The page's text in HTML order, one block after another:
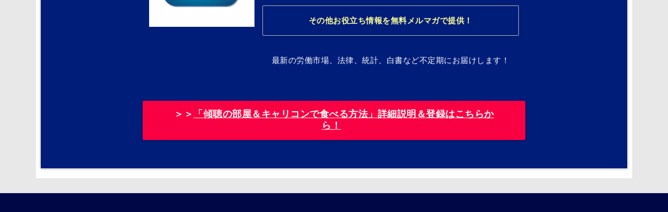
その他お役立ち情報を無料メルマガで提供！
最新の労働市場、法律、統計、白書など不定期にお届けします！
＞＞
「傾聴の部屋＆キャリコンで食べる方法」詳細説明＆登録はこちらか
ら！